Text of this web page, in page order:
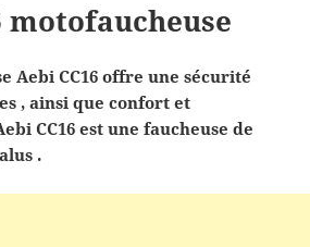
motofaucheuse
Aebi CC16 offre une sécurité
, ainsi que confort et
CC16 est une faucheuse de
.